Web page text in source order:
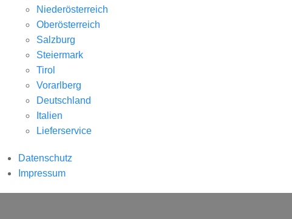
Niederösterreich
Oberösterreich
Salzburg
Steiermark
Tirol
Vorarlberg
Deutschland
Italien
Lieferservice
Datenschutz
Impressum